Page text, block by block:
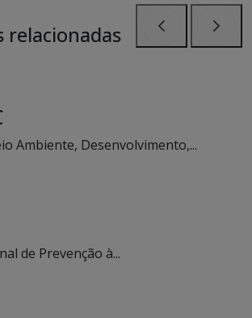
relacionadas
Ambiente, Desenvolvimento,...
de Prevenção à...